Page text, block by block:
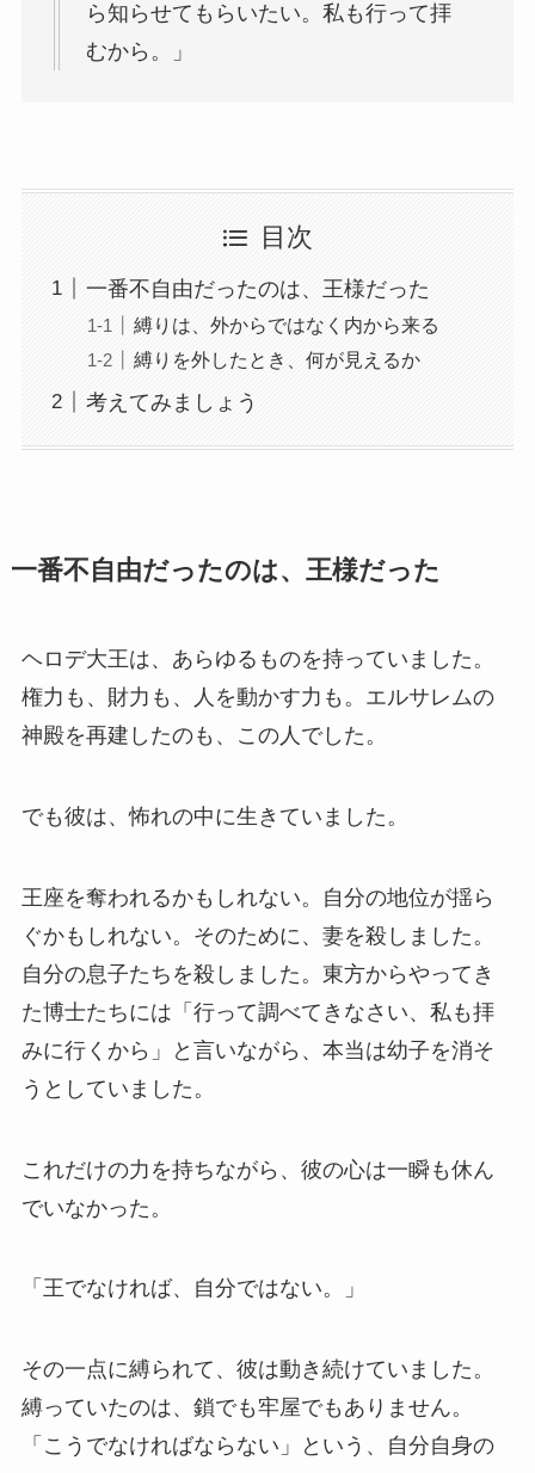
ら知らせてもらいたい。私も行って拝
むから。」
目次
一番不自由だったのは、王様だった
縛りは、外からではなく内から来る
縛りを外したとき、何が見えるか
考えてみましょう
一番不自由だったのは、王様だった
ヘロデ大王は、あらゆるものを持っていました。
権力も、財力も、人を動かす力も。エルサレムの
神殿を再建したのも、この人でした。
でも彼は、怖れの中に生きていました。
王座を奪われるかもしれない。自分の地位が揺ら
ぐかもしれない。そのために、妻を殺しました。
自分の息子たちを殺しました。東方からやってき
た博士たちには「行って調べてきなさい、私も拝
みに行くから」と言いながら、本当は幼子を消そ
うとしていました。
これだけの力を持ちながら、彼の心は一瞬も休ん
でいなかった。
「王でなければ、自分ではない。」
その一点に縛られて、彼は動き続けていました。
縛っていたのは、鎖でも牢屋でもありません。
「こうでなければならない」という、自分自身の